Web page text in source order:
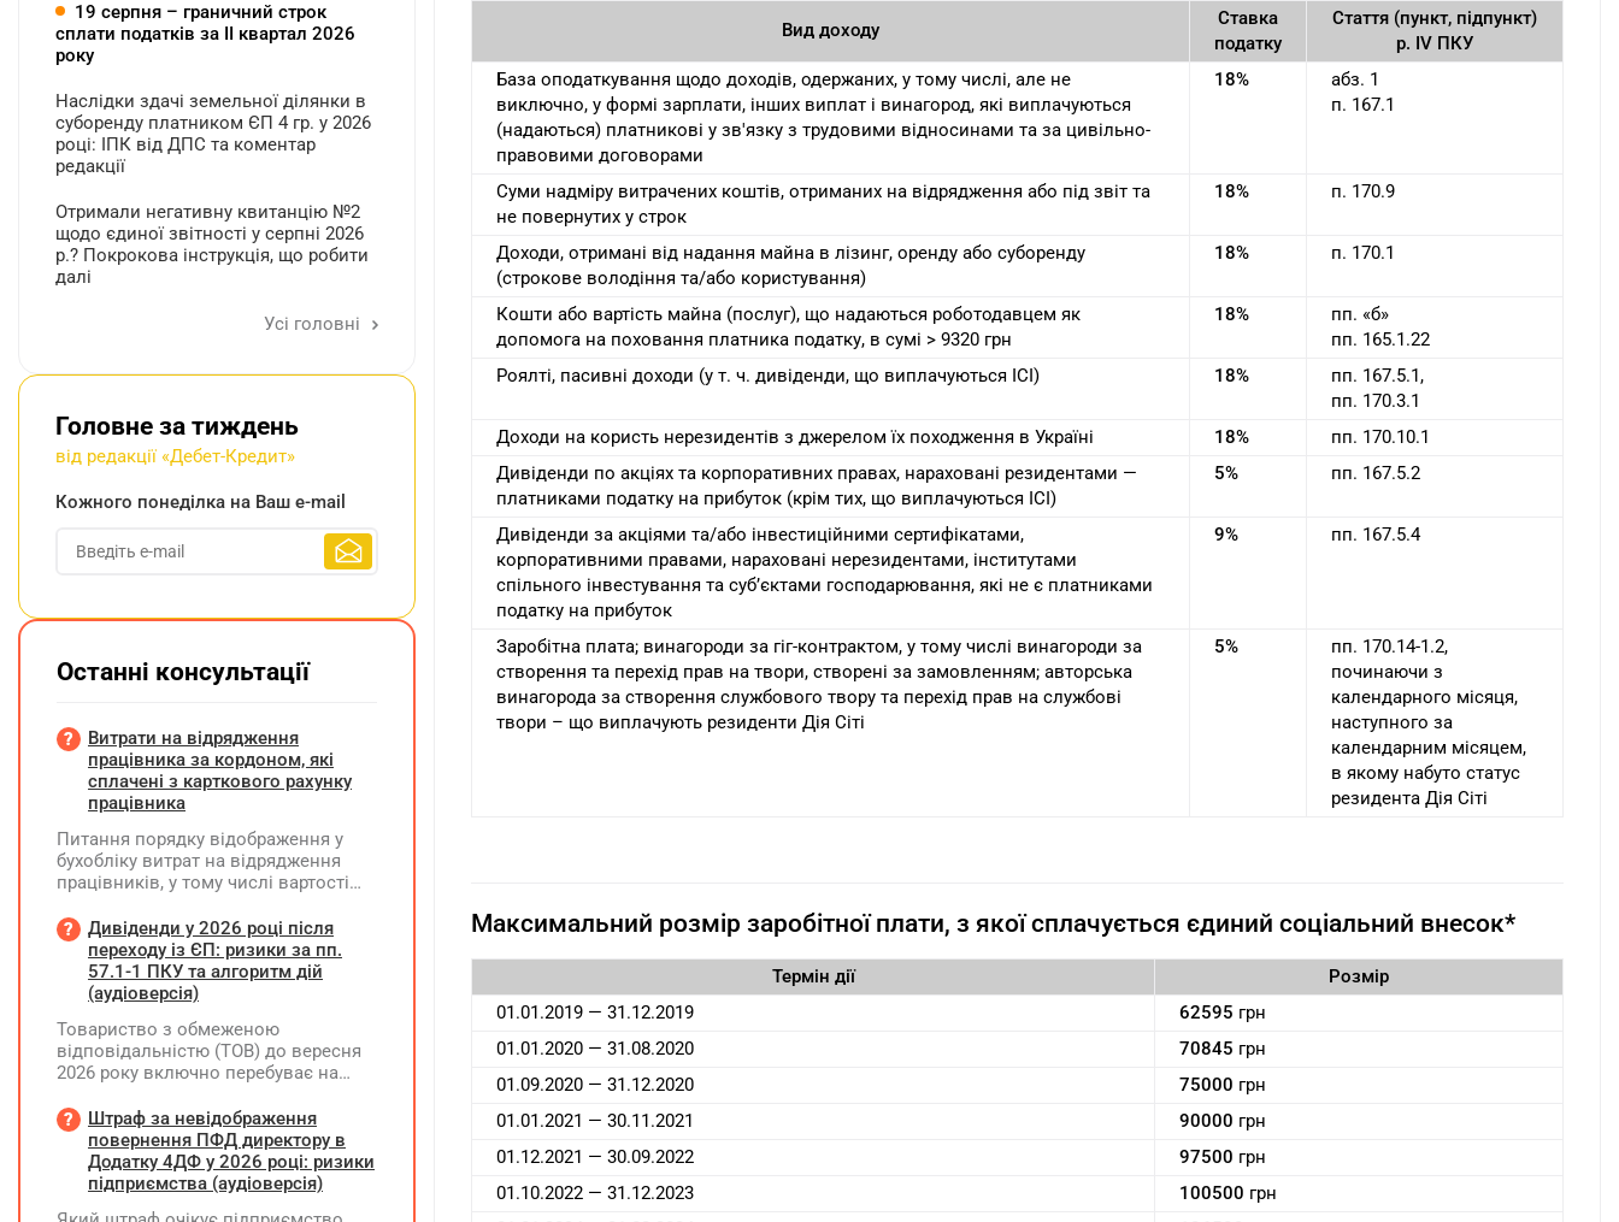
19 серпня – граничний строк
сплати податків за ІI квартал 2026
року
Наслідки здачі земельної ділянки в
суборенду платником ЄП 4 гр. у 2026
році: ІПК від ДПС та коментар
редакції
Отримали негативну квитанцію №2
щодо єдиної звітності у серпні 2026
р.? Покрокова інструкція, що робити
далі
Усі головні
Головне за тиждень
від редакції «Дебет-Кредит»
Кожного понеділка на Ваш e-mail
Останні консультації
Витрати на відрядження
працівника за кордоном, які
сплачені з карткового рахунку
працівника
Питання порядку відображення у
бухобліку витрат на відрядження
працівників, у тому числі вартості
карткового рахунку працівника та
підтвердження таких операцій
первинними документами, належать
до компетенції Мінфіну
Дивіденди у 2026 році після
переходу із ЄП: ризики за пп.
57.1-1 ПКУ та алгоритм дій
(аудіоверсія)
Товариство з обмеженою
відповідальністю (ТОВ) до вересня
2026 року включно перебуває на
(єдиний податок, 3 група, ставка 5%,
неплатник ПДВ). З 1 жовтня 2026
року підприємство переходить на
загальну систему оподаткування
Штраф за невідображення
повернення ПФД директору в
Додатку 4ДФ у 2026 році: ризики
підприємства (аудіоверсія)
Вид доходу
Ставка
податку
Стаття (пункт, підпункт)
р. IV ПКУ
База оподаткування щодо доходів, одержаних, у тому числі, але не
виключно, у формі зарплати, інших виплат і винагород, які виплачуються
(надаються) платникові у зв'язку з трудовими відносинами та за цивільно-
правовими договорами
18%
абз. 1
п. 167.1
Суми надміру витрачених коштів, отриманих на відрядження або під звіт та
не повернутих у строк
18% п. 170.9
Доходи, отримані від надання майна в лізинг, оренду або суборенду
(строкове володіння та/або користування)
18% п. 170.1
Кошти або вартість майна (послуг), що надаються роботодавцем як
допомога на поховання платника податку, в сумі > 9320 грн
18%
пп. «б»
пп. 165.1.22
Роялті, пасивні доходи (у т. ч. дивіденди, що виплачуються ІСІ)
18%
пп. 167.5.1,
пп. 170.3.1
Доходи на користь нерезидентів з джерелом їх походження в Україні
18%
пп. 170.10.1
Дивіденди по акціях та корпоративних правах, нараховані резидентами —
платниками податку на прибуток (крім тих, що виплачуються ІСІ)
5% пп. 167.5.2
Дивіденди за акціями та/або інвестиційними сертифікатами,
корпоративними правами, нараховані нерезидентами, інститутами
спільного інвестування та суб’єктами господарювання, які не є платниками
податку на прибуток
9% пп. 167.5.4
Заробітна плата; винагороди за гіг-контрактом, у тому числі винагороди за
створення та перехід прав на твори, створені за замовленням; авторська
винагорода за створення службового твору та перехід прав на службові
твори – що виплачують резиденти Дія Сіті
5%
пп. 170.14-1.2,
починаючи з
календарного місяця,
наступного за
календарним місяцем,
в якому набуто статус
резидента Дія Сіті
Максимальний розмір заробітної плати, з якої сплачується єдиний соціальний внесок*
Термін дії
Розмір
01.01.2019 — 31.12.2019
62595 грн
01.01.2020 — 31.08.2020
70845 грн
01.09.2020 — 31.12.2020
75000 грн
01.01.2021 — 30.11.2021
90000 грн
01.12.2021 — 30.09.2022
97500 грн
01.10.2022 — 31.12.2023
100500 грн